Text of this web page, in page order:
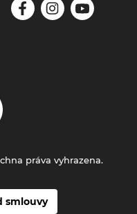
smlouvy
práva vyhrazena.